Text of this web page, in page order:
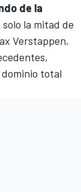
de la
la mitad de
Verstappen,
total